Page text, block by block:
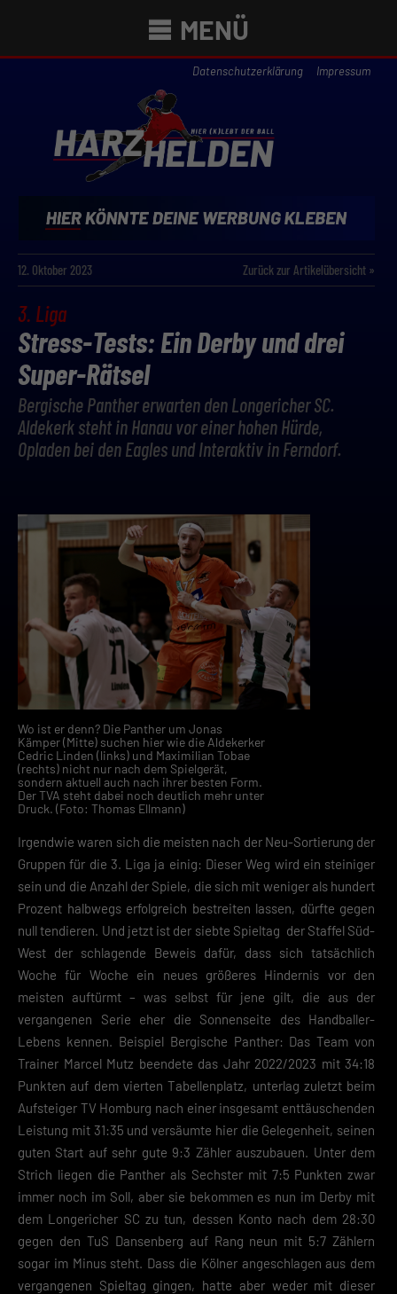
MENÜ
Datenschutzerklärung Impressum
12. Oktober 2023 Zurück zur Artikelübersicht »
3. Liga
Stress-Tests: Ein Derby und drei
Super-Rätsel
Bergische Panther erwarten den Longericher SC.
Aldekerk steht in Hanau vor einer hohen Hürde,
Opladen bei den Eagles und Interaktiv in Ferndorf.
Wo ist er denn? Die Panther um Jonas
Kämper (Mitte) suchen hier wie die Aldekerker
Cedric Linden (links) und Maximilian Tobae
(rechts) nicht nur nach dem Spielgerät,
sondern aktuell auch nach ihrer besten Form.
Der TVA steht dabei noch deutlich mehr unter
Druck. (Foto: Thomas Ellmann)
Irgendwie waren sich die meisten nach der Neu-Sortierung der
Gruppen für die 3. Liga ja einig: Dieser Weg wird ein steiniger
sein und die Anzahl der Spiele, die sich mit weniger als hundert
Prozent halbwegs erfolgreich bestreiten lassen, dürfte gegen
null tendieren. Und jetzt ist der siebte Spieltag der Staffel Süd-
West der schlagende Beweis dafür, dass sich tatsächlich
Woche für Woche ein neues größeres Hindernis vor den
meisten auftürmt – was selbst für jene gilt, die aus der
vergangenen Serie eher die Sonnenseite des Handballer-
Lebens kennen. Beispiel Bergische Panther: Das Team von
Trainer Marcel Mutz beendete das Jahr 2022/2023 mit 34:18
Punkten auf dem vierten Tabellenplatz, unterlag zuletzt beim
Aufsteiger TV Homburg nach einer insgesamt enttäuschenden
Leistung mit 31:35 und versäumte hier die Gelegenheit, seinen
guten Start auf sehr gute 9:3 Zähler auszubauen. Unter dem
Strich liegen die Panther als Sechster mit 7:5 Punkten zwar
immer noch im Soll, aber sie bekommen es nun im Derby mit
dem Longericher SC zu tun, dessen Konto nach dem 28:30
gegen den TuS Dansenberg auf Rang neun mit 5:7 Zählern
sogar im Minus steht. Dass die Kölner angeschlagen aus dem
vergangenen Spieltag gingen, hatte aber weder mit dieser